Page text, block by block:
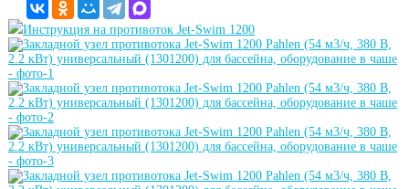
Инструкция на противоток Jet-Swim 1200